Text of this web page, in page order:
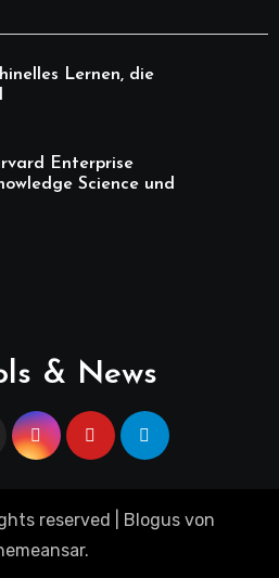
Lernen, die
Enterprise
Science und
& News
reserved Blogus von
.